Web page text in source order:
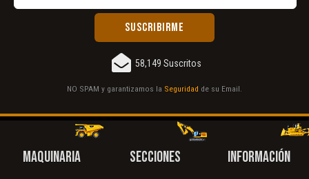
58,149 Suscritos
NO SPAM y garantizamos la Seguridad de su Email.
MAQUINARIA
SECCIONES
INFORMACIÓN